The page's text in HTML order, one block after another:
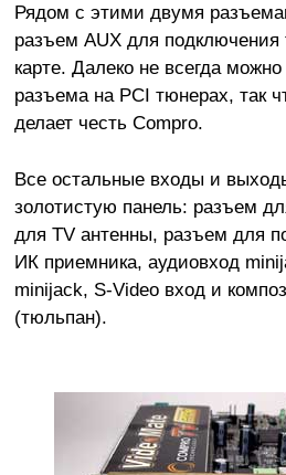
Рядом с этими двумя
разъем AUX для подключения
карте. Далеко не всегда
разъема на PCI тюнерах, так
делает честь Compro.
Все остальные входы и
золотистую панель: разъем
для TV антенны, разъем для
ИК приемника, аудиовход
minijack, S-Video вход и
(тюльпан).